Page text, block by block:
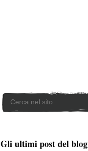
Gli ultimi post del blog